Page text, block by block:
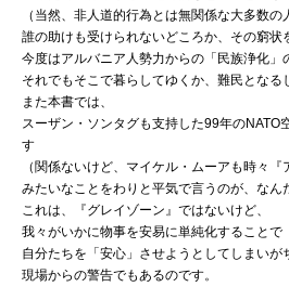
（当然、非人道的行為とは無関係な大多数の
誰の助けも受けられないどころか、その窮状
今度はアルバニア人勢力からの「民族浄化」
それでもそこで暮らしてゆくか、難民とな
また本書では、
スーザン・ソンタグも支持した99年のNATO
す
（関係ないけど、マイケル・ムーアも時々『
みたいなことをわりと平気で言うのが、なん
これは、『グレイゾーン』ではないけど、
我々がいかに物事を安易に単純化することで
自分たちを「安心」させようとしてしまいが
現場からの警告でもあるのです。